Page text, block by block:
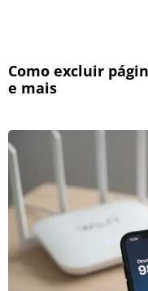
Como excluir
e mais